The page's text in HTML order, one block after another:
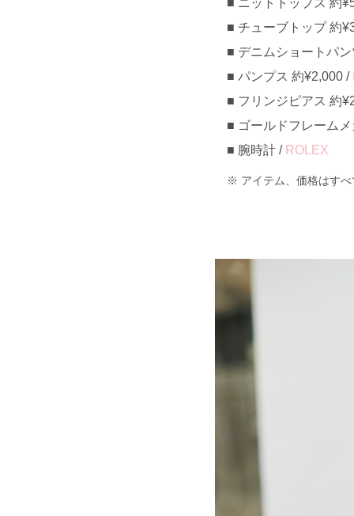
ニットトップス 約
チューブトップ 約
デニムショートパ
パンプス 約¥2,000 /
フリンジピアス 約
ゴールドフレーム
腕時計 / ROLEX
アイテム、価格はす